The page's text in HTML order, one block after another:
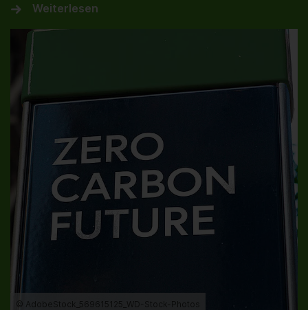
Weiterlesen
© AdobeStock_569615125_WD-Stock-Photos